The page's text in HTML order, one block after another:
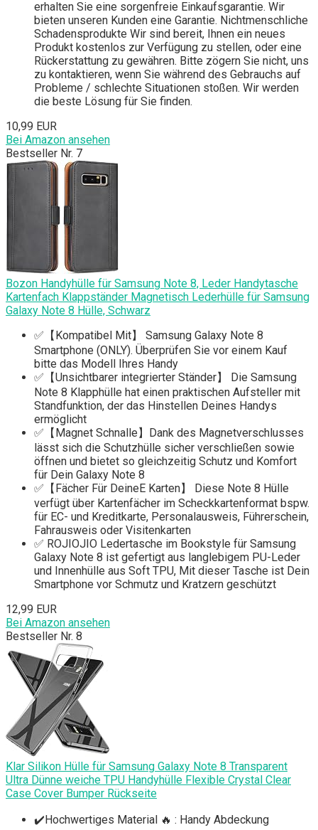
erhalten Sie eine sorgenfreie Einkaufsgarantie. Wir
bieten unseren Kunden eine Garantie. Nichtmenschliche
Schadensprodukte Wir sind bereit, Ihnen ein neues
Produkt kostenlos zur Verfügung zu stellen, oder eine
Rückerstattung zu gewähren. Bitte zögern Sie nicht, uns
zu kontaktieren, wenn Sie während des Gebrauchs auf
Probleme / schlechte Situationen stoßen. Wir werden
die beste Lösung für Sie finden.
10,99 EUR
Bei Amazon ansehen
Bestseller Nr. 7
Bozon Handyhülle für Samsung Note 8, Leder Handytasche
Kartenfach Klappständer Magnetisch Lederhülle für Samsung
Galaxy Note 8 Hülle, Schwarz
✅【Kompatibel Mit】 Samsung Galaxy Note 8
Smartphone (ONLY). Überprüfen Sie vor einem Kauf
bitte das Modell Ihres Handy
✅【Unsichtbarer integrierter Ständer】 Die Samsung
Note 8 Klapphülle hat einen praktischen Aufsteller mit
Standfunktion, der das Hinstellen Deines Handys
ermöglicht
✅【Magnet Schnalle】Dank des Magnetverschlusses
lässt sich die Schutzhülle sicher verschließen sowie
öffnen und bietet so gleichzeitig Schutz und Komfort
für Dein Galaxy Note 8
✅【Fächer Für DeineE Karten】 Diese Note 8 Hülle
verfügt über Kartenfächer im Scheckkartenformat bspw.
für EC- und Kreditkarte, Personalausweis, Führerschein,
Fahrausweis oder Visitenkarten
✅ ROJIOJIO Ledertasche im Bookstyle für Samsung
Galaxy Note 8 ist gefertigt aus langlebigem PU-Leder
und Innenhülle aus Soft TPU, Mit dieser Tasche ist Dein
Smartphone vor Schmutz und Kratzern geschützt
12,99 EUR
Bei Amazon ansehen
Bestseller Nr. 8
Klar Silikon Hülle für Samsung Galaxy Note 8 Transparent
Ultra Dünne weiche TPU Handyhülle Flexible Crystal Clear
Case Cover Bumper Rückseite
✔️Hochwertiges Material 🔥 : Handy Abdeckung